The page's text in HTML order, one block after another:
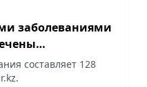
заболеваниями
в 2026
составляет 128